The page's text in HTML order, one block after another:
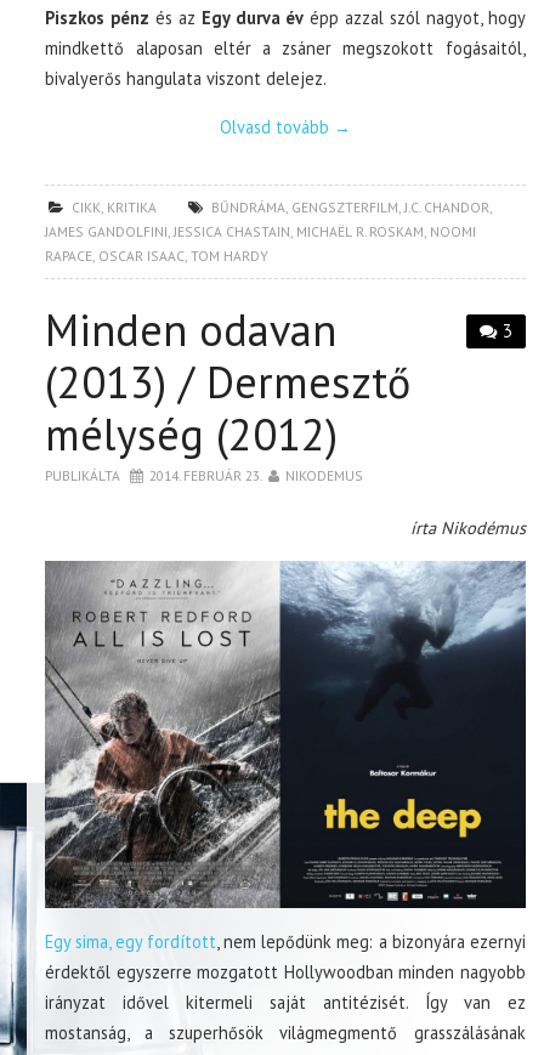
Piszkos pénz és az Egy durva év épp azzal szól nagyot, hogy
mindkettő alaposan eltér a zsáner megszokott fogásaitól,
bivalyerős hangulata viszont delejez.
Olvasd tovább →
CIKK KRITIKA BŰNDRÁMA GENGSZTERFILM J.C. CHANDOR
JAMES GANDOLFINI JESSICA CHASTAIN MICHAËL R. ROSKAM NOOMI
RAPACE OSCAR ISAAC ,TOM HARDY
3
Minden odavan
(2013) / Dermesztő
mélység (2012)
PUBLIKÁLTA 2014. FEBRUÁR 23. NIKODEMUS
írta Nikodémus
Egy sima, egy fordított, nem lepődünk meg: a bizonyára ezernyi
érdektől egyszerre mozgatott Hollywoodban minden nagyobb
irányzat idővel kitermeli saját antitézisét. Így van ez
mostanság, a szuperhősök világmegmentő grasszálásának